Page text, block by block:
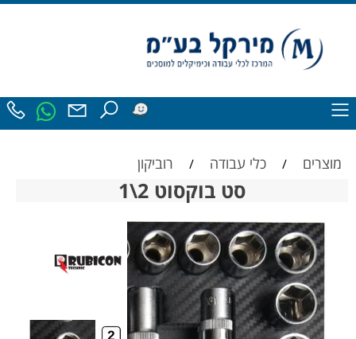
מוצרים / כלי עבודה / רוביקון
סט בוקסוט 2\1